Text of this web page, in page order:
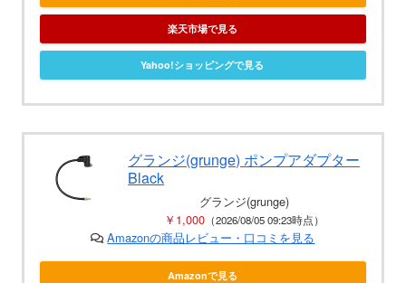
楽天市場で見る
Yahoo!ショッピングで見る
グランジ(grunge) ポンプアダプター
Black
グランジ(grunge)
￥1,000（2026/08/05 09:23時点）
Amazonの商品レビュー・口コミを見る
Amazonで見る